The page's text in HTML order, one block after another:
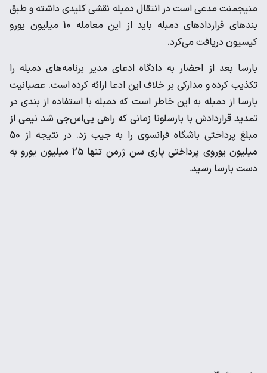
منیجمنت ‌مدعی است در انتقال دمبله نقشی کلیدی داشته و طبق
بندهای ‌قراردادهای دمبله باید از این معامله 10 میلیون یورو
کیسیون دریافت ‌می‌کرد. ‌
بارسا بعد از احضار به دادگاه ادعای مدیر برنامه‌های دمبله را
تکذیب ‌کرده و مدارکی بر خلاف این ادعا ارائه کرده است. عصبانیت
بارسا از ‌دمبله به این خاطر است که دمبله با استفاده از بندی در
تمدید ‌قراردادش با بارسلونا زمانی که راهی پی‌اس‌جی شد نیمی از
مبلغ ‌پرداختی باشگاه فرانسوی را به جیب زد. در نتیجه از 50
میلیون یوروی ‌پرداختی پاری سن ژرمن تنها 25 میلیون یورو به
دست بارسا رسید. ‌